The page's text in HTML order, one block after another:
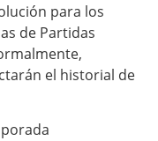
para los
de Partidas
el historial de